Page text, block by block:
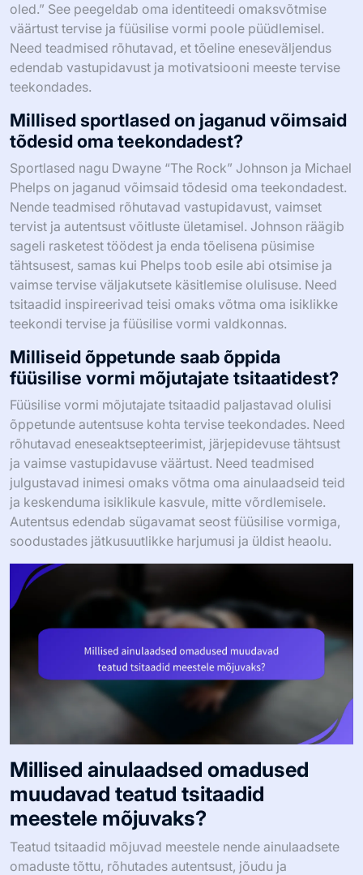
oled.” See peegeldab oma identiteedi omaksvõtmise
väärtust tervise ja füüsilise vormi poole püüdlemisel.
Need teadmised rõhutavad, et tõeline eneseväljendus
edendab vastupidavust ja motivatsiooni meeste tervise
teekondades.
Millised sportlased on jaganud võimsaid
tõdesid oma teekondadest?
Sportlased nagu Dwayne “The Rock” Johnson ja Michael
Phelps on jaganud võimsaid tõdesid oma teekondadest.
Nende teadmised rõhutavad vastupidavust, vaimset
tervist ja autentsust võitluste ületamisel. Johnson räägib
sageli rasketest töödest ja enda tõelisena püsimise
tähtsusest, samas kui Phelps toob esile abi otsimise ja
vaimse tervise väljakutsete käsitlemise olulisuse. Need
tsitaadid inspireerivad teisi omaks võtma oma isiklikke
teekondi tervise ja füüsilise vormi valdkonnas.
Milliseid õppetunde saab õppida
füüsilise vormi mõjutajate tsitaatidest?
Füüsilise vormi mõjutajate tsitaadid paljastavad olulisi
õppetunde autentsuse kohta tervise teekondades. Need
rõhutavad eneseaktsepteerimist, järjepidevuse tähtsust
ja vaimse vastupidavuse väärtust. Need teadmised
julgustavad inimesi omaks võtma oma ainulaadseid teid
ja keskenduma isiklikule kasvule, mitte võrdlemisele.
Autentsus edendab sügavamat seost füüsilise vormiga,
soodustades jätkusuutlikke harjumusi ja üldist heaolu.
Millised ainulaadsed omadused
muudavad teatud tsitaadid
meestele mõjuvaks?
Teatud tsitaadid mõjuvad meestele nende ainulaadsete
omaduste tõttu, rõhutades autentsust, jõudu ja